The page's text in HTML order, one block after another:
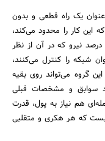
یک راه قطعی و بدون
این کار را محدود می‌کند،
شبکه بیت کوین است. برای یک حمله ۵۱ درصد نیرو که در آن از نظر
شبکه را کنترل می‌کنند،
گروه می‌تواند روی بقیه
سوابق و مشخصات قبلی
هم نیاز به پول، قدرت
نیست که هر هکری و متقلبی